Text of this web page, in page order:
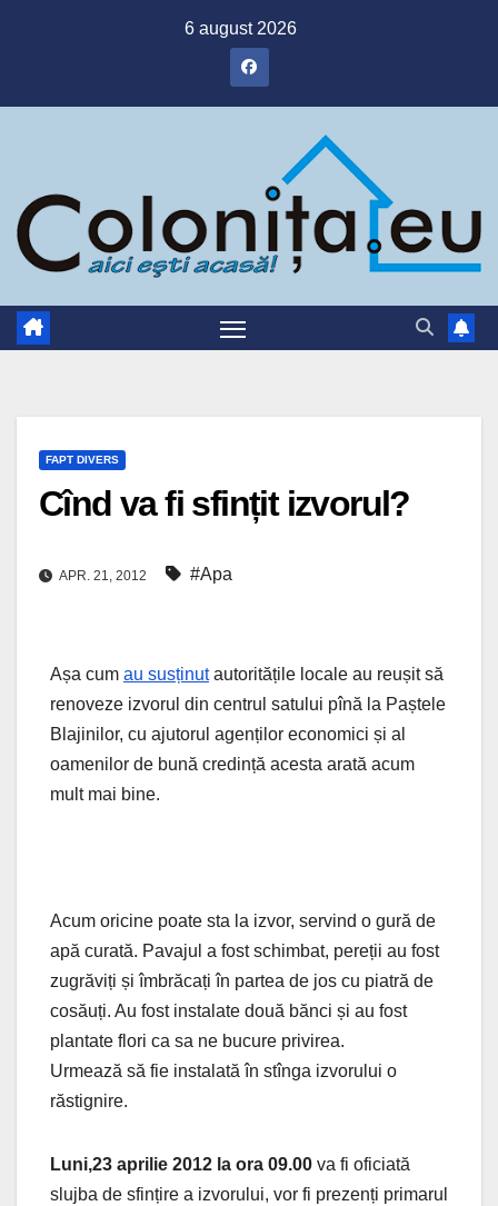
6 august 2026
FAPT DIVERS
Cînd va fi sfințit izvorul?
APR. 21, 2012 #Apa
Așa cum au susținutautoritățile locale au reușit să
renoveze izvorul din centrul satului pînă la Paștele
Blajinilor, cu ajutorul agenților economici și al
oamenilor de bună credință acesta arată acum
mult mai bine.
Acum oricine poate sta la izvor, servind o gură de
apă curată. Pavajul a fost schimbat, pereții au fost
zugrăviți și îmbrăcați în partea de jos cu piatră de
cosăuți. Au fost instalate două bănci și au fost
plantate flori ca sa ne bucure privirea.
Urmează să fie instalată în stînga izvorului o
răstignire.
Luni,23 aprilie 2012 la ora 09.00 va fi oficiată
slujba de sfințire a izvorului, vor fi prezenți primarul